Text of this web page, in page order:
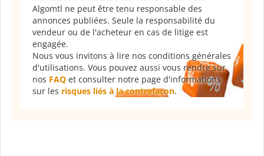
Algomtl ne peut être tenu responsable des
annonces publiées. Seule la responsabilité du
vendeur ou de l'acheteur en cas de litige est
engagée.
Nous vous invitons à lire nos conditions générales
d'utilisations. Vous pouvez aussi vous rendre sur
nos FAQ et consulter notre page d'informations
sur les risques liés à la contrefaçon.